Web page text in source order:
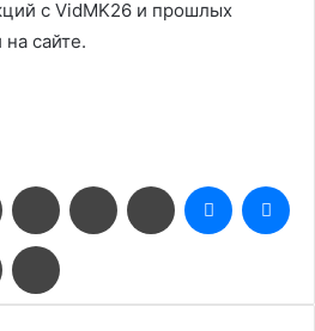
с VidMK26 и прошлых
сайте.
Pinterest Reddit ВконтактеОдноклассники
Messenger
Поделиться
через
электронную